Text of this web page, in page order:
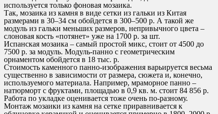
используется только фоновая мозаика.
Так, мозаика из камня в виде сетки из гальки из Китая
размерами в 30–34 см обойдется в 300–500 р. А такой же
модуль из гальки меньших размеров, непривычного цвета –
слоновая кость «потянет» уже на 1700 р. за шт.
Испанская мозаика – самый простой микс, стоит от 4500 до
7500 р. за модуль. Модуль-панно с геометрическим
орнаментом обойдется в 18 тыс. р.
Стоимость каменного панно-изображения варьируется весьма
существенно в зависимости от размера, сюжета и, конечно,
используемого материала. Например, мраморное панно –
натюрморт с фруктами, площадью в 0,9 кв. м. стоит 84 856 р.
Работа по укладке оценивается тоже очень по-разному.
Монтаж мозаики из камня на сетке приравнивается к